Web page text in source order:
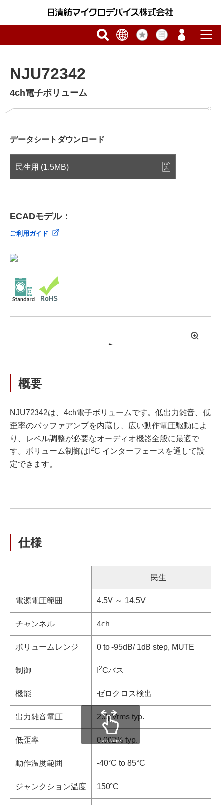
NJU72342
4ch電子ボリューム
データシートダウンロード
民生用 (1.5MB)
ECADモデル：
ご利用ガイド
拡
概要
NJU72342は、4ch電子ボリュームです。低出力雑音、低
歪率のバッファアンプを内蔵し、広い動作電圧駆動によ
り、レベル調整が必要なオーディオ機器全般に最適で
す。ボリューム制御はI 2C インターフェースを通して設
定できます。
仕様
民生
電源電圧範囲 4.5V ～ 14.5V
チャンネル 4ch.
ボリュームレンジ 0 to -95dB/ 1dB step, MUTE
制御 2Cバス
機能 ゼロクロス検出
出力雑音電圧 2.0μVrms typ.
低歪率 0.002% typ.
動作温度範囲 -40°C to 85°C
ジャンクション温度 150°C
scrollable